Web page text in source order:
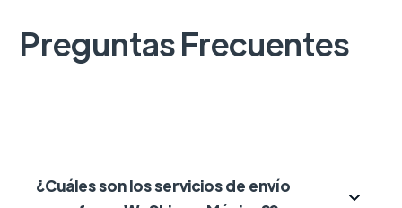
Preguntas Frecuentes
¿Cuáles son los servicios de envío